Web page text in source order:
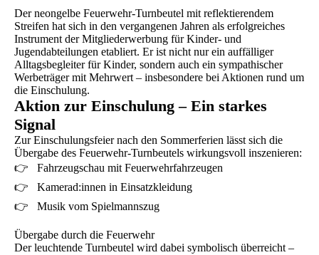
Der neongelbe Feuerwehr-Turnbeutel mit reflektierendem
Streifen hat sich in den vergangenen Jahren als erfolgreiches
Instrument der Mitgliederwerbung für Kinder- und
Jugendabteilungen etabliert. Er ist nicht nur ein auffälliger
Alltagsbegleiter für Kinder, sondern auch ein sympathischer
Werbeträger mit Mehrwert – insbesondere bei Aktionen rund um
die Einschulung.
Aktion zur Einschulung – Ein starkes
Signal
Zur Einschulungsfeier nach den Sommerferien lässt sich die
Übergabe des Feuerwehr-Turnbeutels wirkungsvoll inszenieren:
👉 Fahrzeugschau mit Feuerwehrfahrzeugen
👉 Kamerad:innen in Einsatzkleidung
👉 Musik vom Spielmannszug
Übergabe durch die Feuerwehr
Der leuchtende Turnbeutel wird dabei symbolisch überreicht –